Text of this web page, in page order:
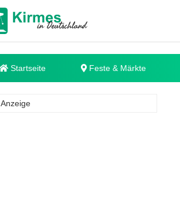
Startseite Feste & Märkte
Anzeige